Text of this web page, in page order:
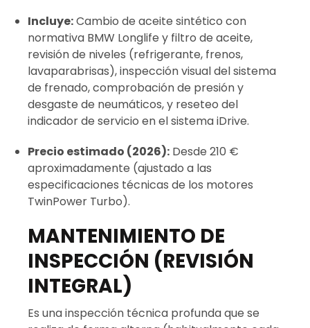
Incluye:Cambio de aceite sintético con
normativa BMW Longlife y filtro de aceite,
revisión de niveles (refrigerante, frenos,
lavaparabrisas), inspección visual del sistema
de frenado, comprobación de presión y
desgaste de neumáticos, y reseteo del
indicador de servicio en el sistema iDrive.
Precio estimado (2026): Desde 210 €
aproximadamente (ajustado a las
especificaciones técnicas de los motores
TwinPower Turbo).
MANTENIMIENTO DE
INSPECCIÓN (REVISIÓN
INTEGRAL)
Es una inspección técnica profunda que se